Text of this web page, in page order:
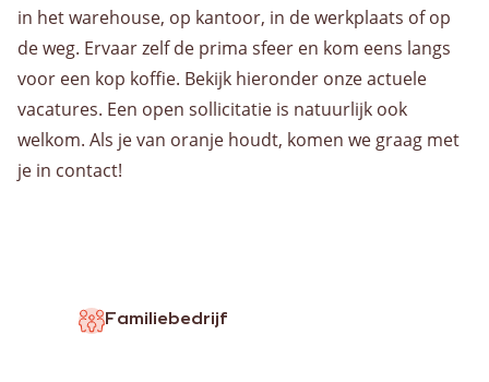
in het warehouse, op kantoor, in de werkplaats of op
de weg. Ervaar zelf de prima sfeer en kom eens langs
voor een kop koffie. Bekijk hieronder onze actuele
vacatures. Een open sollicitatie is natuurlijk ook
welkom. Als je van oranje houdt, komen we graag met
je in contact!
Familiebedrijf